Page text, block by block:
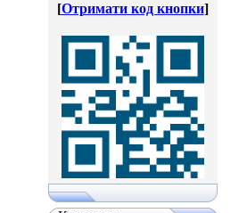
[Отримати код кнопки]